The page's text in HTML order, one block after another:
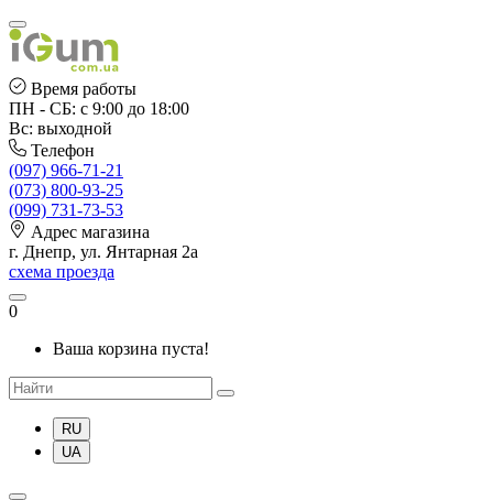
Время работы
ПН - СБ: с 9:00 до 18:00
Вс: выходной
Телефон
(097) 966-71-21
(073) 800-93-25
(099) 731-73-53
Адрес магазина
г. Днепр, ул. Янтарная 2а
схема проезда
0
Ваша корзина пуста!
RU
UA